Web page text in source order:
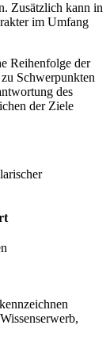
Zusätzlich kann in
im Umfang
Reihenfolge der
Schwerpunkten
des
der Ziele